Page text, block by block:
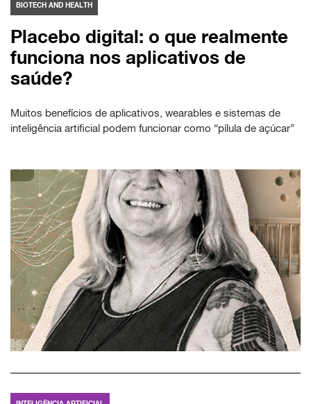
BIOTECH AND HEALTH
Placebo digital: o que realmente
funciona nos aplicativos de
saúde?
Muitos benefícios de aplicativos, wearables e sistemas de
inteligência artificial podem funcionar como “pílula de açúcar”